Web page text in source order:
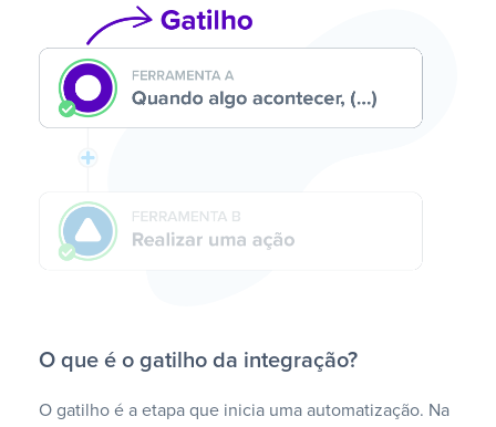
O que é o gatilho da integração?
O gatilho é a etapa que inicia uma automatização. Na